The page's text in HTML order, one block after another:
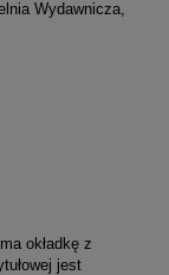
Wydawnicza,
okładkę z
jest